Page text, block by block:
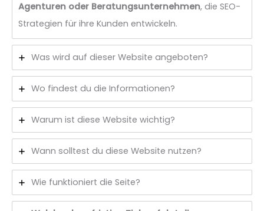
Agenturen oder Beratungsunternehmen, die SEO-
Strategien für ihre Kunden entwickeln.
Was wird auf dieser Website angeboten?
Wo findest du die Informationen?
Warum ist diese Website wichtig?
Wann solltest du diese Website nutzen?
Wie funktioniert die Seite?